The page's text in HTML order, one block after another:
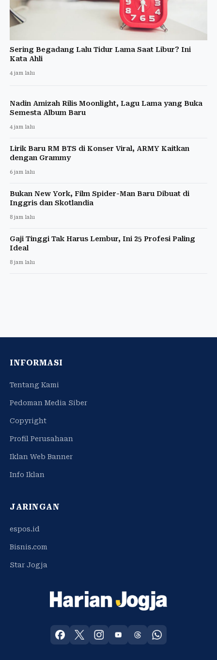
Sering Begadang Lalu Tidur Lama Saat Libur? Ini
Kata Ahli
4 jam lalu
Nadin Amizah Rilis Moonlight, Lagu Lama yang Buka
Semesta Album Baru
4 jam lalu
Lirik Baru RM BTS di Konser Viral, ARMY Kaitkan
dengan Grammy
6 jam lalu
Bukan New York, Film Spider-Man Baru Dibuat di
Inggris dan Skotlandia
8 jam lalu
Gaji Tinggi Tak Harus Lembur, Ini 25 Profesi Paling
Ideal
8 jam lalu
INFORMASI
Tentang Kami
Pedoman Media Siber
Copyright
Profil Perusahaan
Iklan Web Banner
Info Iklan
JARINGAN
espos.id
Bisnis.com
Star Jogja